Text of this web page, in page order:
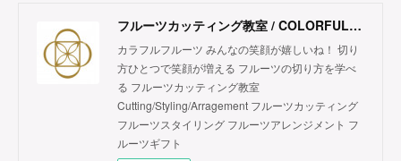
フルーツカッティング教室 / COLORFUL FRUITS
カラフルフルーツ みんなの笑顔が嬉しいね！ 切り
方ひとつで笑顔が増える フルーツの切り方を学べ
る フルーツカッティング教室
Cutting/Styling/Arragement フルーツカッティング
フルーツスタイリング フルーツアレンジメント フ
ルーツギフト